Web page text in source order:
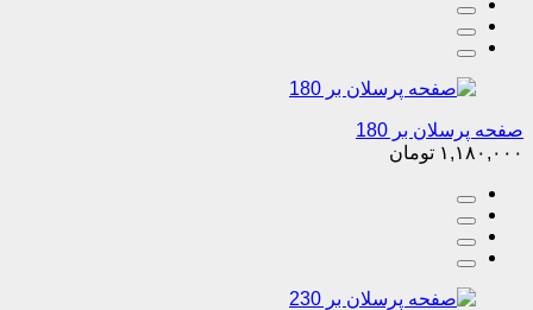
صفحه پرسلان بر 180
۱,۱۸۰,۰۰۰ تومان